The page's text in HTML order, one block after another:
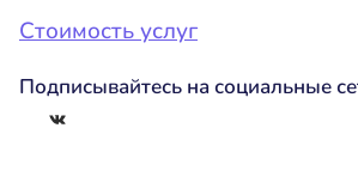
Стоимость услуг
Подписывайтесь на социальные
ВКонтакте